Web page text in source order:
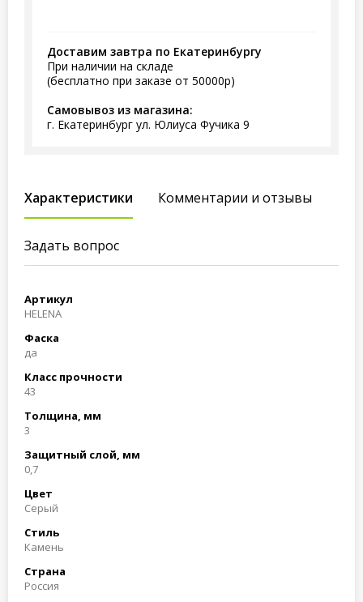
Доставим завтра по Екатеринбургу
При наличии на складе
(бесплатно при заказе от 50000р)
Самовывоз из магазина:
г. Екатеринбург ул. Юлиуса Фучика 9
Характеристики Комментарии и отзывы
Задать вопрос
Артикул
HELENA
Фаска
да
Класс прочности
43
Толщина, мм
3
Защитный слой, мм
0,7
Цвет
Серый
Стиль
Камень
Страна
Россия